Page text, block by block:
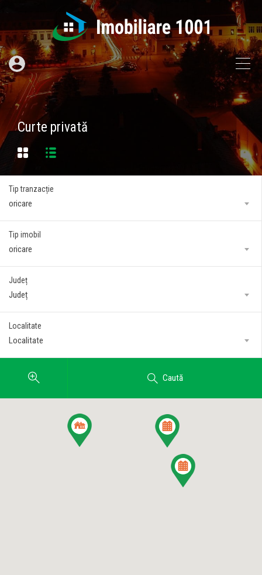
Curte privată
Tip tranzacție
oricare
Tip imobil
oricare
Județ
Județ
Localitate
Localitate
Caută